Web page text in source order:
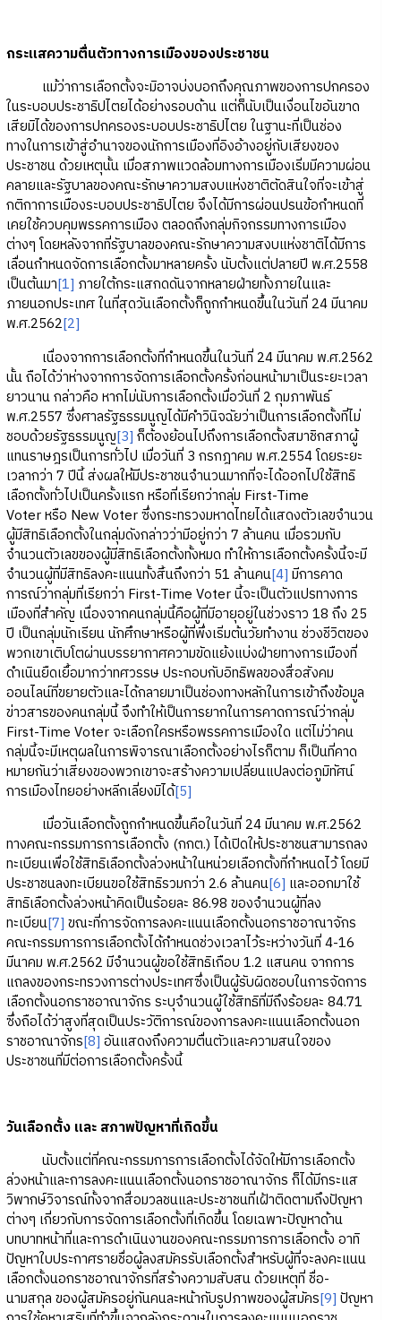
กระแสความตื่นตัวทางการเมืองของประชาชน
แม้ว่าการเลือกตั้งจะมิอาจบ่งบอกถึงคุณภาพของการปกครอง
ในระบอบประชาธิปไตยได้อย่างรอบด้าน แต่ก็นับเป็นเงื่อนไขอันขาด
เสียมิได้ของการปกครองระบอบประชาธิปไตย ในฐานะที่เป็นช่อง
ทางในการเข้าสู่อำนาจของนักการเมืองที่อิงอ้างอยู่กับเสียงของ
ประชาชน ด้วยเหตุนั้น เมื่อสภาพแวดล้อมทางการเมืองเริ่มมีความผ่อน
คลายและรัฐบาลของคณะรักษาความสงบแห่งชาติตัดสินใจที่จะเข้าสู่
กติกาการเมืองระบอบประชาธิปไตย จึงได้มีการผ่อนปรนข้อกำหนดที่
เคยใช้ควบคุมพรรคการเมือง ตลอดถึงกลุ่มกิจกรรมทางการเมือง
ต่างๆ โดยหลังจากที่รัฐบาลของคณะรักษาความสงบแห่งชาติได้มีการ
เลื่อนกำหนดจัดการเลือกตั้งมาหลายครั้ง นับตั้งแต่ปลายปี พ.ศ.2558
เป็นต้นมา[1] ภายใต้กระแสกดดันจากหลายฝ่ายทั้งภายในและ
ภายนอกประเทศ ในที่สุดวันเลือกตั้งก็ถูกกำหนดขึ้นในวันที่ 24 มีนาคม
พ.ศ.2562[2]
เนื่องจากการเลือกตั้งที่กำหนดขึ้นในวันที่ 24 มีนาคม พ.ศ.2562
นั้น ถือได้ว่าห่างจากการจัดการเลือกตั้งครั้งก่อนหน้ามาเป็นระยะเวลา
ยาวนาน กล่าวคือ หากไม่นับการเลือกตั้งเมื่อวันที่ 2 กุมภาพันธ์
พ.ศ.2557 ซึ่งศาลรัฐธรรมนูญได้มีคำวินิจฉัยว่าเป็นการเลือกตั้งที่ไม่
ชอบด้วยรัฐธรรมนูญ[3] ก็ต้องย้อนไปถึงการเลือกตั้งสมาชิกสภาผู้
แทนราษฎรเป็นการทั่วไป เมื่อวันที่ 3 กรกฎาคม พ.ศ.2554 โดยระยะ
เวลากว่า 7 ปีนี้ ส่งผลให้มีประชาชนจำนวนมากที่จะได้ออกไปใช้สิทธิ
เลือกตั้งทั่วไปเป็นครั้งแรก หรือที่เรียกว่ากลุ่ม First-Time
Voter หรือ New Voter ซึ่งกระทรวงมหาดไทยได้แสดงตัวเลขจำนวน
ผู้มีสิทธิเลือกตั้งในกลุ่มดังกล่าวว่ามีอยู่กว่า 7 ล้านคน เมื่อรวมกับ
จำนวนตัวเลขของผู้มีสิทธิเลือกตั้งทั้งหมด ทำให้การเลือกตั้งครั้งนี้จะมี
จำนวนผู้ที่มีสิทธิลงคะแนนทั้งสิ้นถึงกว่า 51 ล้านคน[4] มีการคาด
การณ์ว่ากลุ่มที่เรียกว่า First-Time Voter นี้จะเป็นตัวแปรทางการ
เมืองที่สำคัญ เนื่องจากคนกลุ่มนี้คือผู้ที่มีอายุอยู่ในช่วงราว 18 ถึง 25
ปี เป็นกลุ่มนักเรียน นักศึกษาหรือผู้ที่พึ่งเริ่มต้นวัยทำงาน ช่วงชีวิตของ
พวกเขาเติบโตผ่านบรรยากาศความขัดแย้งแบ่งฝ่ายทางการเมืองที่
ดำเนินยืดเยื้อมากว่าทศวรรษ ประกอบกับอิทธิพลของสื่อสังคม
ออนไลน์ที่ขยายตัวและได้กลายมาเป็นช่องทางหลักในการเข้าถึงข้อมูล
ข่าวสารของคนกลุ่มนี้ จึงทำให้เป็นการยากในการคาดการณ์ว่ากลุ่ม
First-Time Voter จะเลือกใครหรือพรรคการเมืองใด แต่ไม่ว่าคน
กลุ่มนี้จะมีเหตุผลในการพิจารณาเลือกตั้งอย่างไรก็ตาม ก็เป็นที่คาด
หมายกันว่าเสียงของพวกเขาจะสร้างความเปลี่ยนแปลงต่อภูมิทัศน์
การเมืองไทยอย่างหลีกเลี่ยงมิได้[5]
เมื่อวันเลือกตั้งถูกกำหนดขึ้นคือในวันที่ 24 มีนาคม พ.ศ.2562
ทางคณะกรรมการการเลือกตั้ง (กกต.) ได้เปิดให้ประชาชนสามารถลง
ทะเบียนเพื่อใช้สิทธิเลือกตั้งล่วงหน้าในหน่วยเลือกตั้งที่กำหนดไว้ โดยมี
ประชาชนลงทะเบียนขอใช้สิทธิรวมกว่า 2.6 ล้านคน[6] และออกมาใช้
สิทธิเลือกตั้งล่วงหน้าคิดเป็นร้อยละ 86.98 ของจำนวนผู้ที่ลง
ทะเบียน[7] ขณะที่การจัดการลงคะแนนเลือกตั้งนอกราชอาณาจักร
คณะกรรมการการเลือกตั้งได้กำหนดช่วงเวลาไว้ระหว่างวันที่ 4-16
มีนาคม พ.ศ.2562 มีจำนวนผู้ขอใช้สิทธิเกือบ 1.2 แสนคน จากการ
แถลงของกระทรวงการต่างประเทศซึ่งเป็นผู้รับผิดชอบในการจัดการ
เลือกตั้งนอกราชอาณาจักร ระบุจำนวนผู้ใช้สิทธิที่มีถึงร้อยละ 84.71
ซึ่งถือได้ว่าสูงที่สุดเป็นประวัติการณ์ของการลงคะแนนเลือกตั้งนอก
ราชอาณาจักร[8] อันแสดงถึงความตื่นตัวและความสนใจของ
ประชาชนที่มีต่อการเลือกตั้งครั้งนี้
วันเลือกตั้ง และ สภาพปัญหาที่เกิดขึ้น
นับตั้งแต่ที่คณะกรรมการการเลือกตั้งได้จัดให้มีการเลือกตั้ง
ล่วงหน้าและการลงคะแนนเลือกตั้งนอกราชอาณาจักร ก็ได้มีกระแส
วิพากษ์วิจารณ์ทั้งจากสื่อมวลชนและประชาชนที่เฝ้าติดตามถึงปัญหา
ต่างๆ เกี่ยวกับการจัดการเลือกตั้งที่เกิดขึ้น โดยเฉพาะปัญหาด้าน
บทบาทหน้าที่และการดำเนินงานของคณะกรรมการการเลือกตั้ง อาทิ
ปัญหาใบประกาศรายชื่อผู้ลงสมัครรับเลือกตั้งสำหรับผู้ที่จะลงคะแนน
เลือกตั้งนอกราชอาณาจักรที่สร้างความสับสน ด้วยเหตุที่ ชื่อ-
นามสกุล ของผู้สมัครอยู่กันคนละหน้ากับรูปภาพของผู้สมัคร[9] ปัญหา